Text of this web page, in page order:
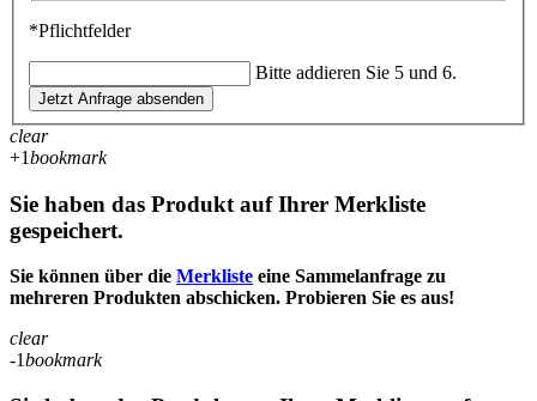
*Pflichtfelder
Bitte addieren Sie 5 und 6.
Jetzt Anfrage absenden
clear
+1bookmark
Sie haben das Produkt auf Ihrer Merkliste
gespeichert.
Sie können über die Merkliste eine Sammelanfrage zu
mehreren Produkten abschicken. Probieren Sie es aus!
clear
-1bookmark